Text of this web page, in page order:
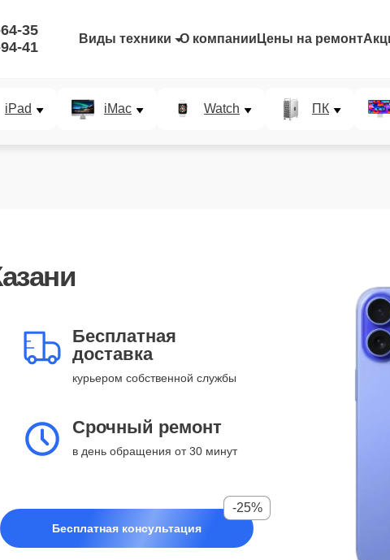
35
41
Виды техники О компании Цены на ремонт
iPad iMac Watch ПК
Бесплатная
доставка
курьером собственной службы
Срочный ремонт
в день обращения от 30 минут
Бесплатная консультация
-25%